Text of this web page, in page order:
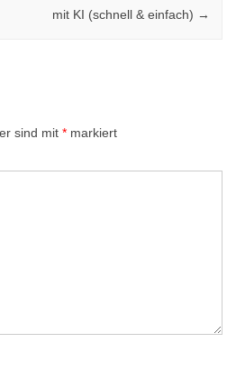
mit KI (schnell & einfach) →
sind mit *markiert